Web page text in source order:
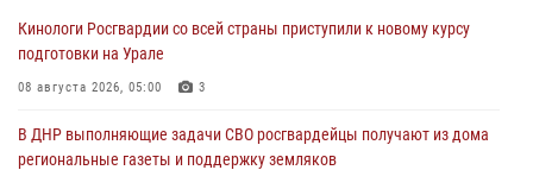
Кинологи Росгвардии со всей страны приступили к новому курсу
подготовки на Урале
08 августа 2026, 05:00 3
В ДНР выполняющие задачи СВО росгвардейцы получают из дома
региональные газеты и поддержку земляков